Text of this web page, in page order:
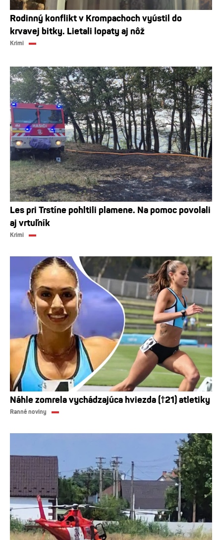
Rodinný konflikt v Krompachoch vyústil do
krvavej bitky. Lietali lopaty aj nôž
Krimi
Les pri Trstíne pohltili plamene. Na pomoc povolali
aj vrtuľník
Krimi
Náhle zomrela vychádzajúca hviezda (†21) atletiky
Ranné noviny